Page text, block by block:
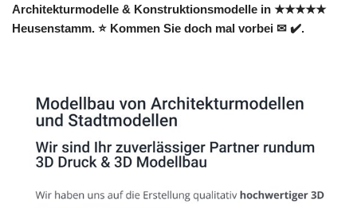
Architekturmodelle & Konstruktionsmodelle in ★★★★★
Heusenstamm. ⭐ Kommen Sie doch mal vorbei ✉ ✔️.